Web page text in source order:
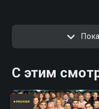
составят брачный контракт, а
стройный и подтянутый
С этим